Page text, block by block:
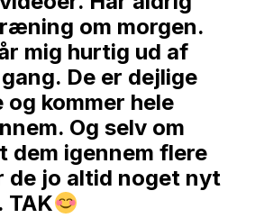
om morgen.
mig hurtig ud af
De er dejlige
kommer hele
Og selv om
dem igennem flere
de jo altid noget nyt
TAK